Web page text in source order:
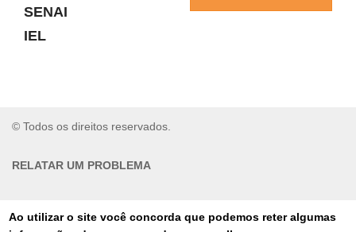
Ao utilizar o site você concorda que podemos reter algumas
SENAI
IEL
© Todos os direitos reservados.
RELATAR UM PROBLEMA